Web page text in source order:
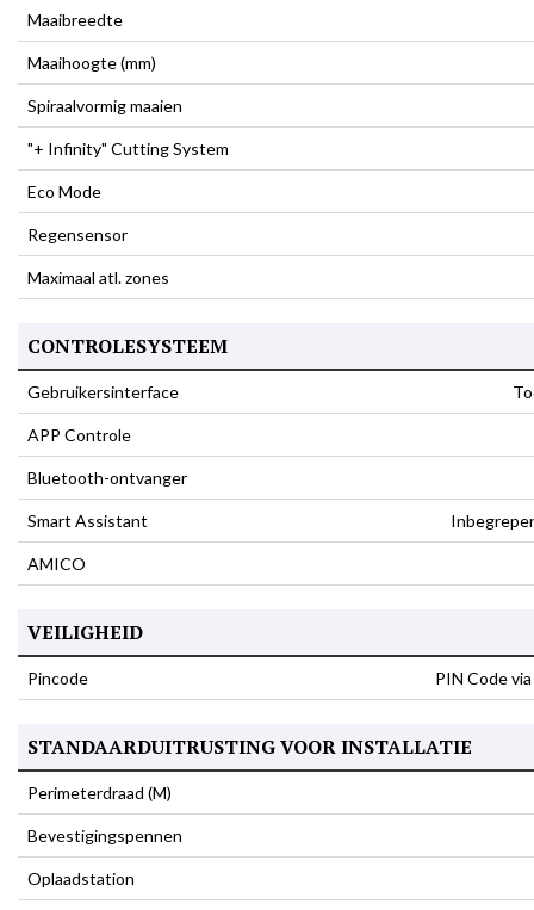
Maaibreedte
Maaihoogte (mm)
Spiraalvormig maaien
"+ Infinity" Cutting System
Eco Mode
Regensensor
Maximaal atl. zones
CONTROLESYSTEEM
Gebruikersinterface
APP Controle
Bluetooth-ontvanger
Smart Assistant
AMICO
VEILIGHEID
Pincode PIN Code
STANDAARDUITRUSTING VOOR INSTALLATIE
Perimeterdraad (M)
Bevestigingspennen
Oplaadstation